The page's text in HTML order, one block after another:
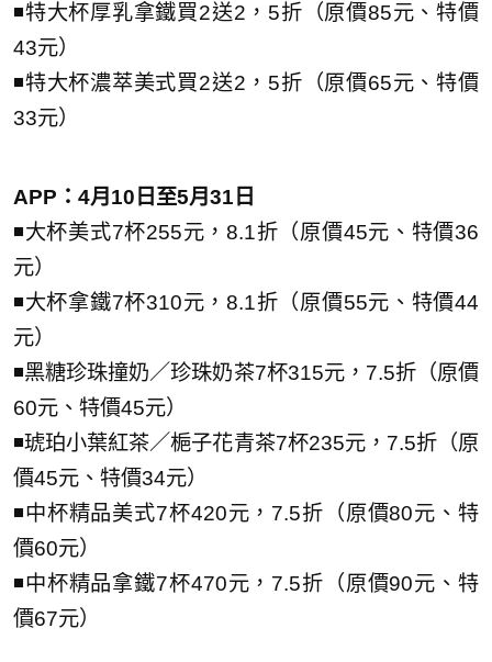
◾特大杯厚乳拿鐵買2送2，5折（原價85元、特價
43元）
◾特大杯濃萃美式買2送2，5折（原價65元、特價
33元）
APP：4月10日至5月31日
◾大杯美式7杯255元，8.1折（原價45元、特價36
元）
◾大杯拿鐵7杯310元，8.1折（原價55元、特價44
元）
◾黑糖珍珠撞奶／珍珠奶茶7杯315元，7.5折（原價
60元、特價45元）
◾琥珀小葉紅茶／梔子花青茶7杯235元，7.5折（原
價45元、特價34元）
◾中杯精品美式7杯420元，7.5折（原價80元、特
價60元）
◾中杯精品拿鐵7杯470元，7.5折（原價90元、特
價67元）